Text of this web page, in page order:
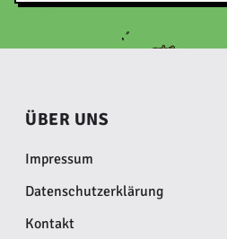
ÜBER UNS
Impressum
Datenschutzerklärung
Kontakt